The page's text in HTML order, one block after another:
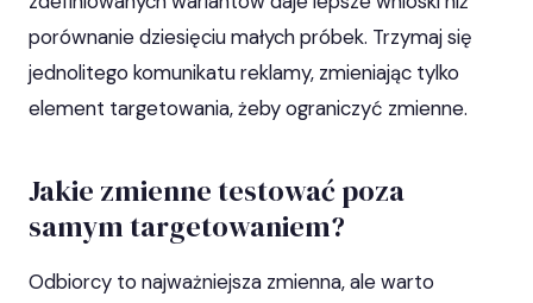
porównanie dziesięciu małych próbek. Trzymaj się
jednolitego komunikatu reklamy, zmieniając tylko
element targetowania, żeby ograniczyć zmienne.
Jakie zmienne testować poza
samym targetowaniem?
Odbiorcy to najważniejsza zmienna, ale warto